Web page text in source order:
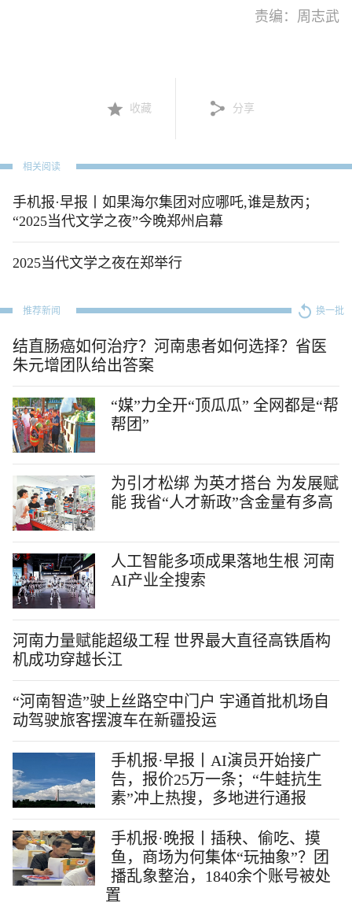
责编：周志武
收藏 分享
相关阅读
手机报·早报丨如果海尔集团对应哪吒,谁是敖丙；
“2025当代文学之夜”今晚郑州启幕
2025当代文学之夜在郑举行
推荐新闻 换一批
结直肠癌如何治疗？河南患者如何选择？省医
朱元增团队给出答案
“媒”力全开“顶瓜瓜” 全网都是“帮
帮团”
为引才松绑 为英才搭台 为发展赋
能 我省“人才新政”含金量有多高
人工智能多项成果落地生根 河南
AI产业全搜索
河南力量赋能超级工程 世界最大直径高铁盾构
机成功穿越长江
“河南智造”驶上丝路空中门户 宇通首批机场自
动驾驶旅客摆渡车在新疆投运
手机报·早报丨AI演员开始接广
告，报价25万一条；“牛蛙抗生
素”冲上热搜，多地进行通报
手机报·晚报丨插秧、偷吃、摸
鱼，商场为何集体“玩抽象”？团
播乱象整治，1840余个账号被处
置